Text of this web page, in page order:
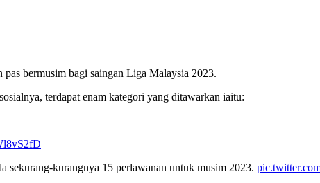
bermusim bagi saingan Liga Malaysia 2023.
terdapat enam kategori yang ditawarkan iaitu:
sekurang-kurangnya 15 perlawanan untuk musim 2023.